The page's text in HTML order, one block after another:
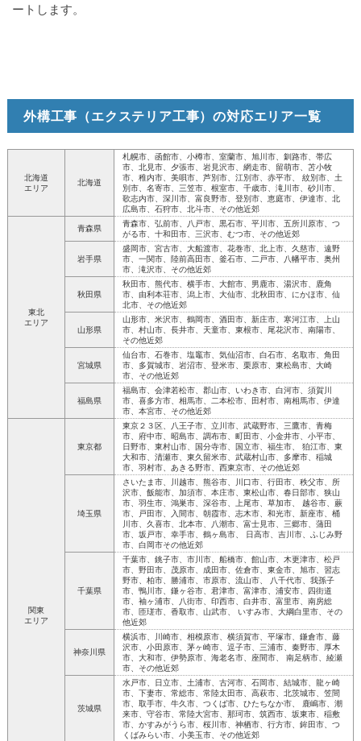
ートします。
外構工事（エクステリア工事）の対応エリア一覧
北海道
エリア
北海道
札幌市、函館市、小樽市、室蘭市、旭川市、釧路市、帯広
市、北見市、夕張市、岩見沢市、網走市、留萌市、苫小牧
市、稚内市、美唄市、芦別市、江別市、赤平市、 紋別市、土
別市、名寄市、三笠市、根室市、千歳市、滝川市、砂川市、
歌志内市、深川市、富良野市、登別市、恵庭市、伊達市、北
広島市、石狩市、北斗市、その他近郊
東北
エリア
青森県
青森市、弘前市、八戸市、黒石市、平川市、五所川原市、つ
がる市、十和田市、三沢市、むつ市、その他近郊
岩手県
盛岡市、宮古市、大船渡市、花巻市、北上市、久慈市、遠野
市、一関市、陸前高田市、釜石市、二戸市、八幡平市、奥州
市、滝沢市、その他近郊
秋田県
秋田市、熊代市、横手市、大館市、男鹿市、湯沢市、鹿角
市、由利本荘市、潟上市、大仙市、北秋田市、にかほ市、仙
北市、その他近郊
山形県
山形市、米沢市、鶴岡市、酒田市、新庄市、寒河江市、上山
市、村山市、長井市、天童市、東根市、尾花沢市、南陽市、
その他近郊
宮城県
仙台市、石巻市、塩竈市、気仙沼市、白石市、名取市、角田
市、多賀城市、岩沼市、登米市、栗原市、東松島市、大崎
市、その他近郊
福島県
福島市、会津若松市、郡山市、いわき市、白河市、須賀川
市、喜多方市、相馬市、二本松市、田村市、南相馬市、伊達
市、本宮市、その他近郊
関東
エリア
東京都
東京２３区、八王子市、立川市、武蔵野市、三鷹市、青梅
市、府中市、昭島市、調布市、町田市、小金井市、小平市、
日野市、東村山市、国分寺市、国立市、福生市、 狛江市、東
大和市、清瀬市、東久留米市、武蔵村山市、多摩市、稲城
市、羽村市、あきる野市、西東京市、その他近郊
埼玉県
さいたま市、川越市、熊谷市、川口市、行田市、秩父市、所
沢市、飯能市、加須市、本庄市、東松山市、春日部市、狭山
市、羽生市、鴻巣市、深谷市、上尾市、草加市、 越谷市、蕨
市、戸田市、入間市、朝霞市、志木市、和光市、新座市、桶
川市、久喜市、北本市、八潮市、富士見市、三郷市、蒲田
市、坂戸市、幸手市、鶴ヶ島市、 日高市、吉川市、ふじみ野
市、白岡市その他近郊
千葉県
千葉市、銚子市、市川市、船橋市、館山市、木更津市、松戸
市、野田市、茂原市、成田市、佐倉市、東金市、旭市、習志
野市、柏市、勝浦市、市原市、流山市、 八千代市、我孫子
市、鴨川市、鎌ヶ谷市、君津市、富津市、浦安市、四街道
市、袖ヶ浦市、八街市、印西市、白井市、富里市、南房総
市、匝瑳市、香取市、山武市、 いすみ市、大綱白里市、その
他近郊
神奈川県
横浜市、川崎市、相模原市、横須賀市、平塚市、鎌倉市、藤
沢市、小田原市、茅ヶ崎市、逗子市、三浦市、秦野市、厚木
市、大和市、伊勢原市、海老名市、座間市、 南足柄市、綾瀬
市、その他近郊
茨城県
水戸市、日立市、土浦市、古河市、石岡市、結城市、龍ヶ崎
市、下妻市、常総市、常陸太田市、高萩市、北茨城市、笠間
市、取手市、牛久市、つくば市、ひたちなか市、 鹿嶋市、潮
来市、守谷市、常陸大宮市、那珂市、筑西市、坂東市、稲敷
市、かすみがうら市、桜川市、神栖市、行方市、鉾田市、つ
くばみらい市、小美玉市、その他近郊